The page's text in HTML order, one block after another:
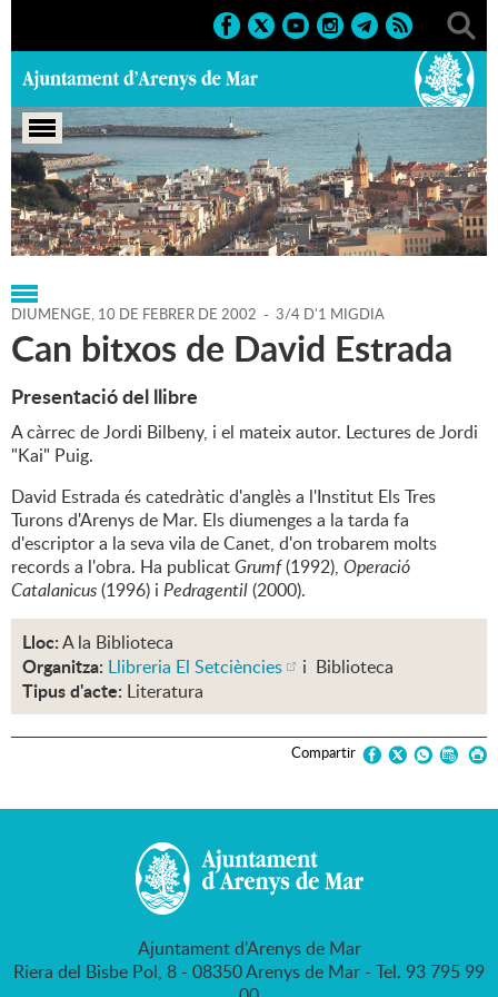
Portada > Regidories > Cultura > Agenda > 10-02-2002
DIUMENGE, 10 DE FEBRER DE 2002 - 3/4 D'1 MIGDIA
Can bitxos de David Estrada
Presentació del llibre
A càrrec de Jordi Bilbeny, i el mateix autor. Lectures de Jordi
"Kai" Puig.
David Estrada és catedràtic d'anglès a l'Institut Els Tres
Turons d'Arenys de Mar. Els diumenges a la tarda fa
d'escriptor a la seva vila de Canet, d'on trobarem molts
records a l'obra. Ha publicatGrumf(1992), Operació
Catalanicus(1996) i Pedragentil(2000).
Lloc:A la Biblioteca
Organitza: Llibreria El Setciències i Biblioteca
Tipus d'acte: Literatura
Compartir
Ajuntament d'Arenys de Mar
Riera del Bisbe Pol, 8 - 08350 Arenys de Mar - Tel. 93 795 99